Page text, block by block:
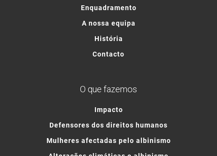
Enquadramento
A nossa equipa
História
Contacto
O que fazemos
Impacto
Defensores dos direitos humanos
Mulheres afectadas pelo albinismo